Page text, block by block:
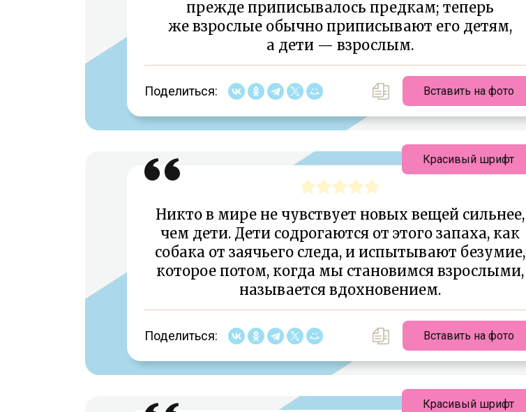
прежде приписывалось предкам; теперь
же взрослые обычно приписывают его детям,
а дети — взрослым.
Поделиться: Вставить на фото
Никто в мире не чувствует новых вещей сильнее,
чем дети. Дети содрогаются от этого запаха, как
собака от заячьего следа, и испытывают безумие,
которое потом, когда мы становимся взрослыми,
называется вдохновением.
Поделиться: Вставить на фото
Красивый шрифт
Красивый шрифт